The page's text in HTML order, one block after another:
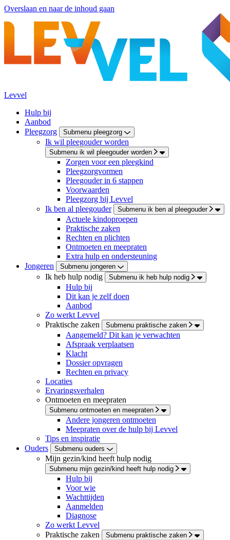
Overslaan en naar de inhoud gaan
Levvel
Hulp bij
Aanbod
Pleegzorg
Submenu pleegzorg
Ik wil pleegouder worden
Submenu ik wil pleegouder worden
Zorgen voor een pleegkind
Pleegzorgvormen
Pleegouder in 6 stappen
Voorwaarden
Pleegzorg bij Levvel
Ik ben al pleegouder
Submenu ik ben al pleegouder
Actuele kindoproepen
Praktische zaken
Rechten en plichten
Ontmoeten en meepraten
Extra hulp en ondersteuning
Jongeren
Submenu jongeren
Ik heb hulp nodig Submenu ik heb hulp nodig
Hulp bij
Dit kan je zelf doen
Aanbod
Zo werkt Levvel
Praktische zaken
Submenu praktische zaken
Aangemeld? Dit kan je verwachten
Afspraak verplaatsen
Klacht
Dossier opvragen
Rechten en privacy
Locaties
Ervaringsverhalen
Ontmoeten en meepraten
Submenu ontmoeten en meepraten
Andere jongeren ontmoeten
Meepraten over de hulp bij Levvel
Tips en inspiratie
Ouders
Submenu ouders
Mijn gezin/kind heeft hulp nodig
Submenu mijn gezin/kind heeft hulp nodig
Hulp bij
Voor wie
Wachttijden
Aanmelden
Diagnose
Zo werkt Levvel
Praktische zaken
Submenu praktische zaken